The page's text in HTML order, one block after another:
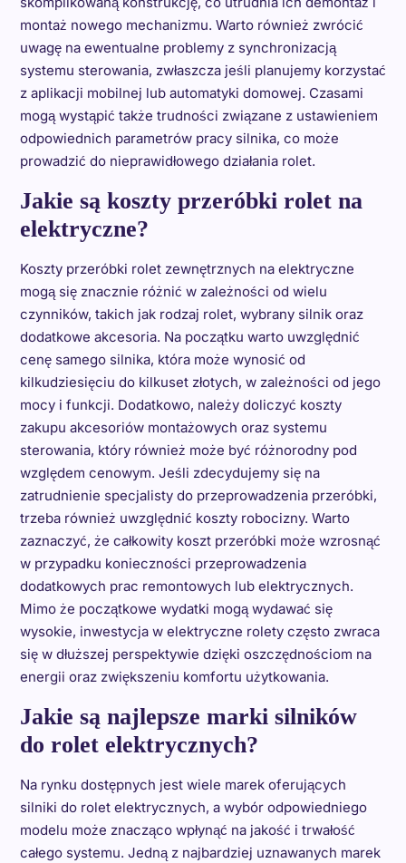
montaż nowego mechanizmu. Warto również zwrócić
uwagę na ewentualne problemy z synchronizacją
systemu sterowania, zwłaszcza jeśli planujemy korzystać
z aplikacji mobilnej lub automatyki domowej. Czasami
mogą wystąpić także trudności związane z ustawieniem
odpowiednich parametrów pracy silnika, co może
prowadzić do nieprawidłowego działania rolet.
Jakie są koszty przeróbki rolet na
elektryczne?
Koszty przeróbki rolet zewnętrznych na elektryczne
mogą się znacznie różnić w zależności od wielu
czynników, takich jak rodzaj rolet, wybrany silnik oraz
dodatkowe akcesoria. Na początku warto uwzględnić
cenę samego silnika, która może wynosić od
kilkudziesięciu do kilkuset złotych, w zależności od jego
mocy i funkcji. Dodatkowo, należy doliczyć koszty
zakupu akcesoriów montażowych oraz systemu
sterowania, który również może być różnorodny pod
względem cenowym. Jeśli zdecydujemy się na
zatrudnienie specjalisty do przeprowadzenia przeróbki,
trzeba również uwzględnić koszty robocizny. Warto
zaznaczyć, że całkowity koszt przeróbki może wzrosnąć
w przypadku konieczności przeprowadzenia
dodatkowych prac remontowych lub elektrycznych.
Mimo że początkowe wydatki mogą wydawać się
wysokie, inwestycja w elektryczne rolety często zwraca
się w dłuższej perspektywie dzięki oszczędnościom na
energii oraz zwiększeniu komfortu użytkowania.
Jakie są najlepsze marki silników
do rolet elektrycznych?
Na rynku dostępnych jest wiele marek oferujących
silniki do rolet elektrycznych, a wybór odpowiedniego
modelu może znacząco wpłynąć na jakość i trwałość
całego systemu. Jedną z najbardziej uznawanych marek